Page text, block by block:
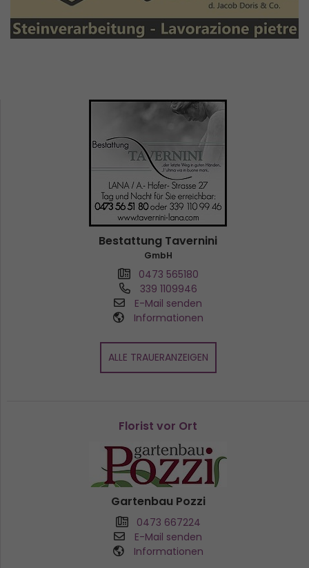
Bestattung Tavernini
GmbH
0473 565180
339 1109946
E-Mail senden
Informationen
ALLE TRAUERANZEIGEN
Florist vor Ort
Gartenbau Pozzi
0473 667224
E-Mail senden
Informationen